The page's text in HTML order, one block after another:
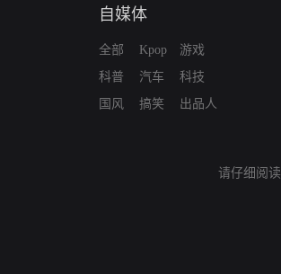
自媒体
全部
科普
国风
Kpop
汽车
搞笑
游戏
科技
出品人
请仔细阅读